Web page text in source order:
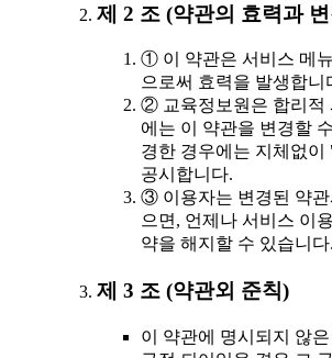
제 2 조 (약관의 효력과
① 이 약관은 서비스 메
으로써 효력을 발생합니
② 교육정보원은 합리적
에는 이 약관을 변경할
경한 경우에는 지체없이
공시합니다.
③ 이용자는 변경된 약
으면, 언제나 서비스 이
약을 해지할 수 있습니다.
제 3 조 (약관외 준칙)
이 약관에 명시되지 않